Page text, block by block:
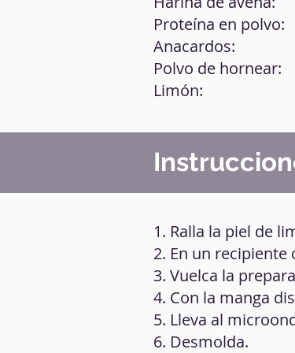
Proteína en polvo:
Anacardos:
Polvo de hornear:
Limón:
1. Ralla la piel de
2. En un
3. Vuelca la
4. Con la manga
5. Lleva al
6. Desmolda.